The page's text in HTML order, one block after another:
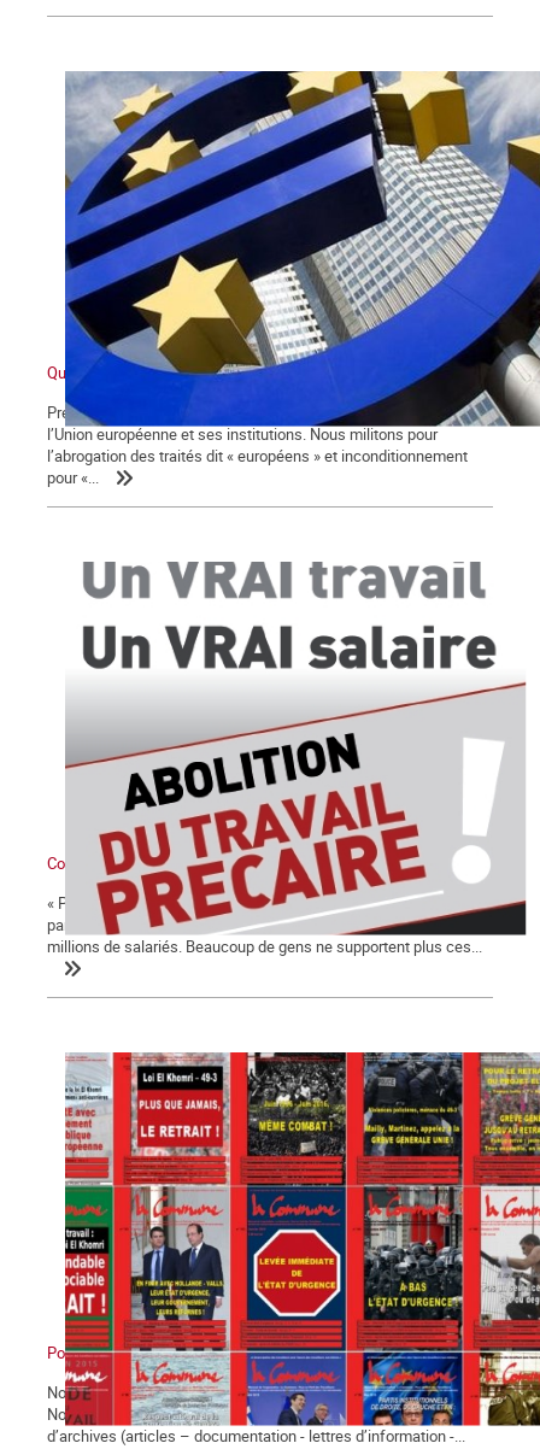
Qu’est-ce que l’Union européenne ?
Première partie Nous sommes partisans de la rupture avec
l’Union européenne et ses institutions. Nous militons pour
l’abrogation des traités dit « européens » et inconditionnement
pour «...
Comment naît le besoin d’un parti des travailleurs
« Personne ne nous représente ». Cet ouvrier de Roubaix sollicité
par le Point 1 à propos des élections exprime la sensation de
millions de salariés. Beaucoup de gens ne supportent plus ces...
Pourquoi militer avec La Commune ?
Notre journal La Commune paraît depuis bientôt vingt-cinq ans.
Notre site web met à la disposition de tous quinze années
d’archives (articles – documentation - lettres d’information -...